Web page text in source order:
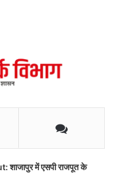
में एसपी राजपूत के